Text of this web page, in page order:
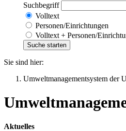
Suchbegriff
Volltext
Personen/Einrichtungen
Volltext + Personen/
Sie sind hier:
Umweltmanagementsystem der
Aktuelles